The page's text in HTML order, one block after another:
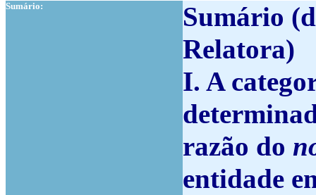
Sumário:
Sumário
Relatora)
I. A
razão do
entidade